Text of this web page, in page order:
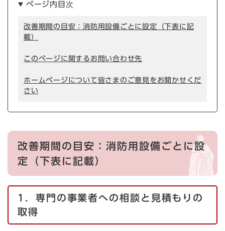
ページ内目次
改善期間の目安：消防用設備ごとに設定（下表に記
載）
このページに関するお問い合わせ先
ホームページについて皆さまのご意見をお聞かせくだ
さい
改善期間の目安：消防用設備ごとに設
定（下表に記載）
1．専門の事業者への相談と見積もりの
取得